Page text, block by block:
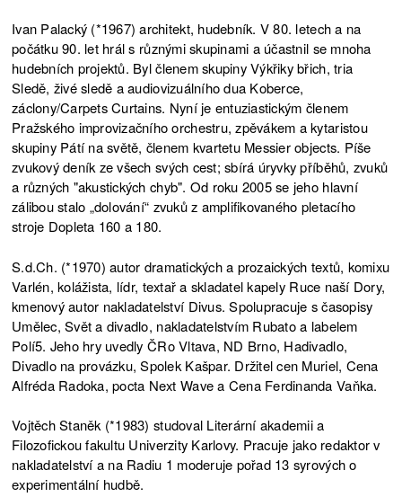
Ivan Palacký (*1967) architekt, hudebník. V 80. letech a na
počátku 90. let hrál s různými skupinami a účastnil se mnoha
hudebních projektů. Byl členem skupiny Výkřiky břich, tria
Sledě, živé sledě a audiovizuálního dua Koberce,
záclony/Carpets Curtains. Nyní je entuziastickým členem
Pražského improvizačního orchestru, zpěvákem a kytaristou
skupiny Pátí na světě, členem kvartetu Messier objects. Píše
zvukový deník ze všech svých cest; sbírá úryvky příběhů, zvuků
a různých "akustických chyb". Od roku 2005 se jeho hlavní
zálibou stalo „dolování“ zvuků z amplifikovaného pletacího
stroje Dopleta 160 a 180.
S.d.Ch. (*1970) autor dramatických a prozaických textů, komixu
Varlén, kolážista, lídr, textař a skladatel kapely Ruce naší Dory,
kmenový autor nakladatelství Divus. Spolupracuje s časopisy
Umělec, Svět a divadlo, nakladatelstvím Rubato a labelem
Polí5. Jeho hry uvedly ČRo Vltava, ND Brno, Hadivadlo,
Divadlo na provázku, Spolek Kašpar. Držitel cen Muriel, Cena
Alfréda Radoka, pocta Next Wave a Cena Ferdinanda Vaňka.
Vojtěch Staněk (*1983) studoval Literární akademii a
Filozofickou fakultu Univerzity Karlovy. Pracuje jako redaktor v
nakladatelství a na Radiu 1 moderuje pořad 13 syrových o
experimentální hudbě.